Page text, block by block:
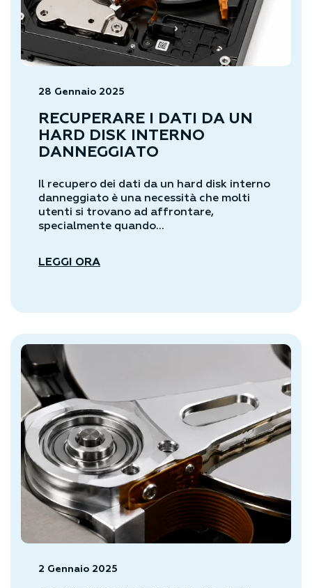
28 Gennaio 2025
RECUPERARE I DATI DA UN
HARD DISK INTERNO
DANNEGGIATO
Il recupero dei dati da un hard disk interno
danneggiato è una necessità che molti
utenti si trovano ad affrontare,
specialmente quando...
LEGGI ORA
2 Gennaio 2025